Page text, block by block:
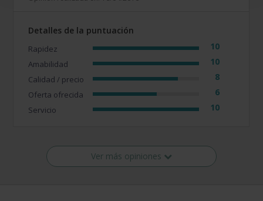
Detalles de la puntuación
Rapidez 10
Amabilidad 10
Calidad / precio 8
Oferta ofrecida 6
Servicio 10
Ver más opiniones